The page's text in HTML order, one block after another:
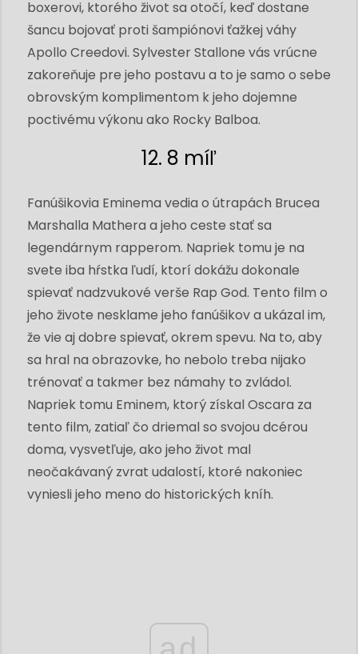
boxerovi, ktorého život sa otočí, keď dostane
šancu bojovať proti šampiónovi ťažkej váhy
Apollo Creedovi. Sylvester Stallone vás vrúcne
zakoreňuje pre jeho postavu a to je samo o sebe
obrovským komplimentom k jeho dojemne
poctivému výkonu ako Rocky Balboa.
12. 8 míľ
Fanúšikovia Eminema vedia o útrapách Brucea
Marshalla Mathera a jeho ceste stať sa
legendárnym rapperom. Napriek tomu je na
svete iba hŕstka ľudí, ktorí dokážu dokonale
spievať nadzvukové verše Rap God. Tento film o
jeho živote nesklame jeho fanúšikov a ukázal im,
že vie aj dobre spievať, okrem spevu. Na to, aby
sa hral na obrazovke, ho nebolo treba nijako
trénovať a takmer bez námahy to zvládol.
Napriek tomu Eminem, ktorý získal Oscara za
tento film, zatiaľ čo driemal so svojou dcérou
doma, vysvetľuje, ako jeho život mal
neočakávaný zvrat udalostí, ktoré nakoniec
vyniesli jeho meno do historických kníh.